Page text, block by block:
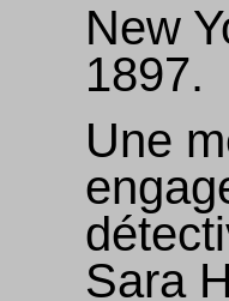
New
1897.
Une
Sara